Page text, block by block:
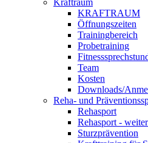
Kraftraum
KRAFTRAUM
Öffnungszeiten
Trainingbereich
Probetraining
Team
Kosten
Downloads/
Reha- und
Rehasport
Rehasport -
Sturzprävention